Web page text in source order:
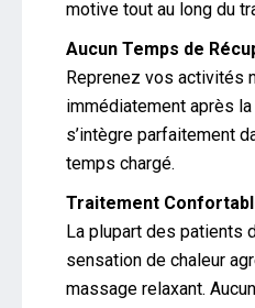
motive tout au long du
Aucun Temps de
Reprenez vos activités
immédiatement après
s’intègre parfaitement
temps chargé.
Traitement
La plupart des patients
sensation de chaleur
massage relaxant.